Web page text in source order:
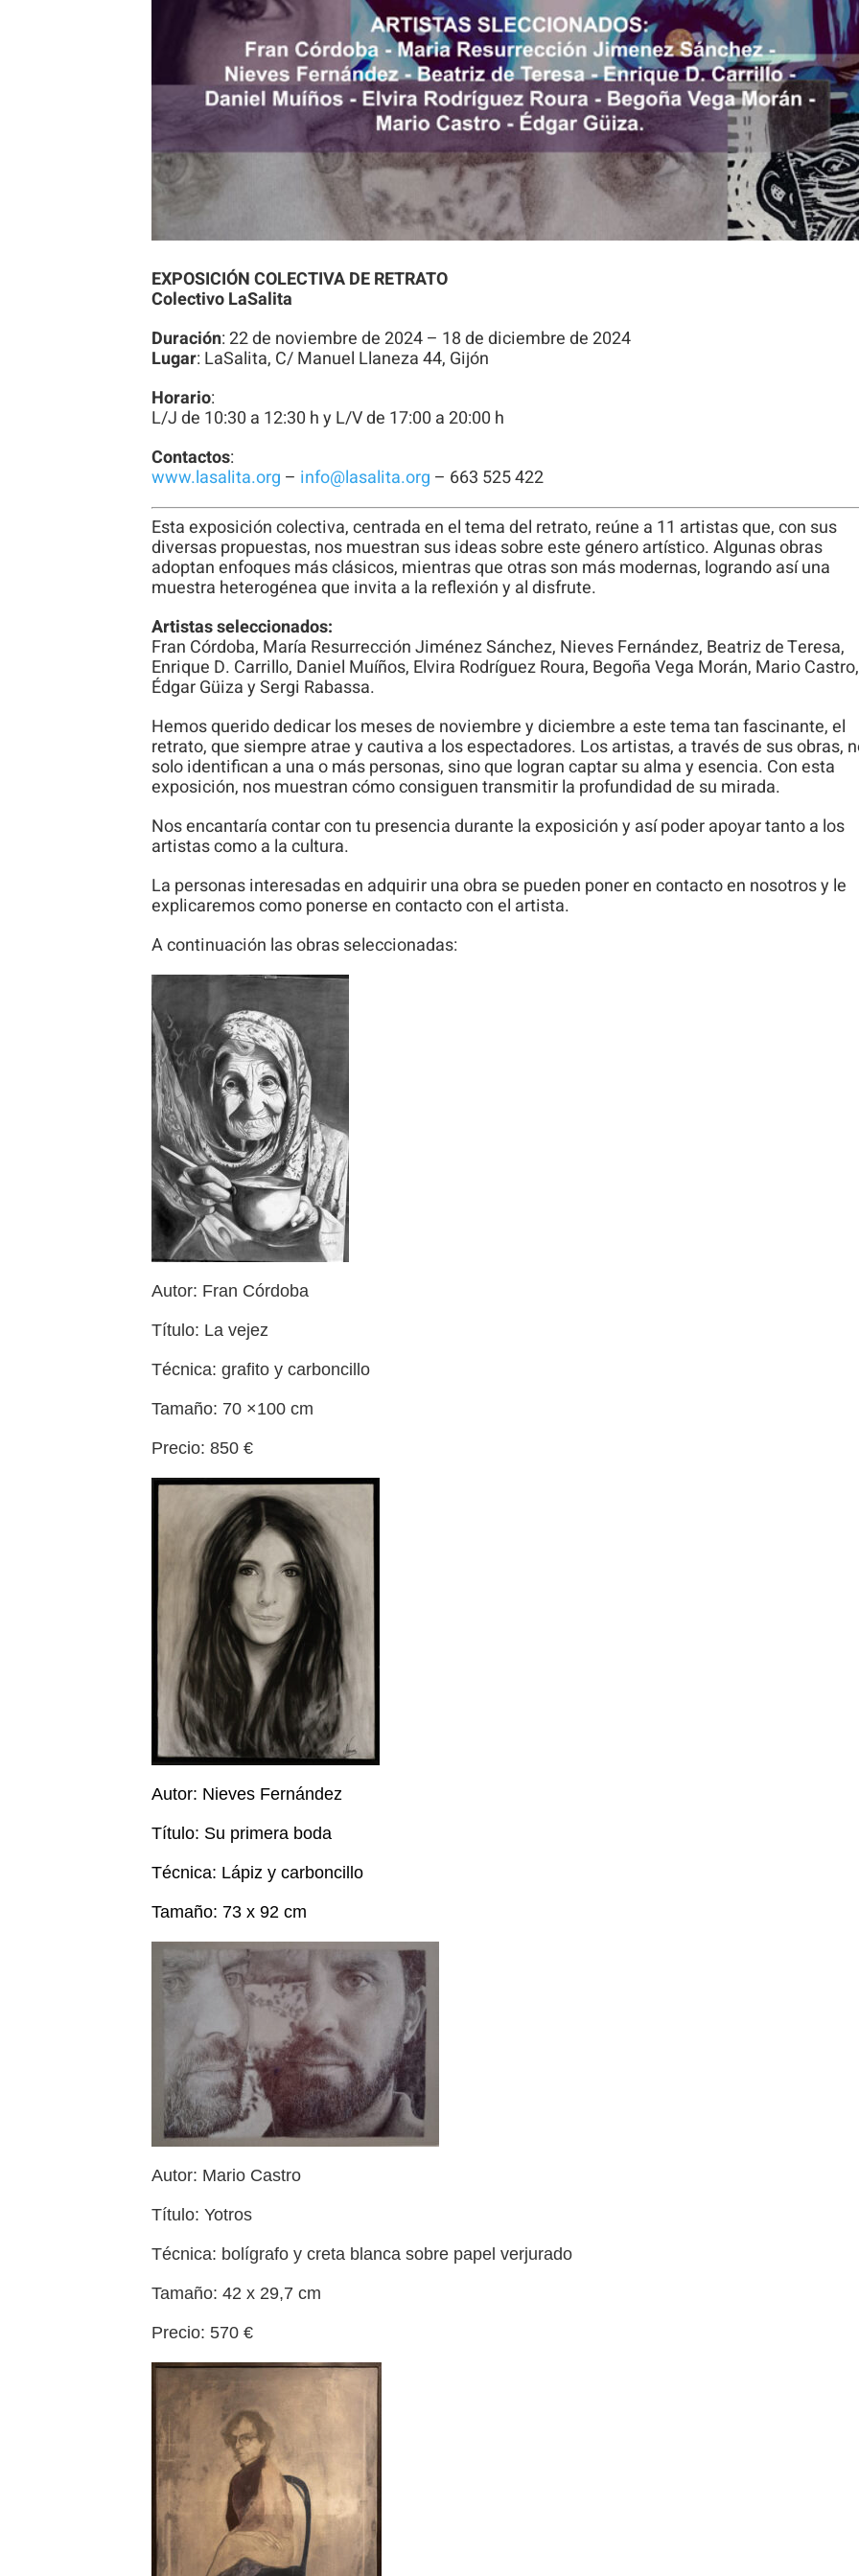
EXPOSICIÓN COLECTIVA DE RETRATO
Colectivo LaSalita
Duración: 22 de noviembre de 2024 – 18 de diciembre de 2024
Lugar: LaSalita, C/ Manuel Llaneza 44, Gijón
Horario:
L/J de 10:30 a 12:30 h y L/V de 17:00 a 20:00 h
Contactos:
www.lasalita.org – info@lasalita.org – 663 525 422
Esta exposición colectiva, centrada en el tema del retrato, reúne a 11 artistas que, con sus
diversas propuestas, nos muestran sus ideas sobre este género artístico. Algunas obras
adoptan enfoques más clásicos, mientras que otras son más modernas, logrando así una
muestra heterogénea que invita a la reflexión y al disfrute.
Artistas seleccionados:
Fran Córdoba, María Resurrección Jiménez Sánchez, Nieves Fernández, Beatriz de Teresa,
Enrique D. Carrillo, Daniel Muíños, Elvira Rodríguez Roura, Begoña Vega Morán, Mario Castro,
Édgar Güiza y Sergi Rabassa.
Hemos querido dedicar los meses de noviembre y diciembre a este tema tan fascinante, el
retrato, que siempre atrae y cautiva a los espectadores. Los artistas, a través de sus obras,
solo identifican a una o más personas, sino que logran captar su alma y esencia. Con esta
exposición, nos muestran cómo consiguen transmitir la profundidad de su mirada.
Nos encantaría contar con tu presencia durante la exposición y así poder apoyar tanto a los
artistas como a la cultura.
La personas interesadas en adquirir una obra se pueden poner en contacto en nosotros y le
explicaremos como ponerse en contacto con el artista.
A continuación las obras seleccionadas:
Autor: Fran Córdoba
Título: La vejez
Técnica: grafito y carboncillo
Tamaño: 70 ×100 cm
Precio: 850 €
Autor: Nieves Fernández
Título: Su primera boda
Técnica: Lápiz y carboncillo
Tamaño: 73 x 92 cm
Autor: Mario Castro
Título: Yotros
Técnica: bolígrafo y creta blanca sobre papel verjurado
Tamaño: 42 x 29,7 cm
Precio: 570 €
Para que
podamos
mejorar la
funcionalidad
y estructura
de la web, en
base a cómo
se usa la
algunas
funcionalidades
desaparecerán